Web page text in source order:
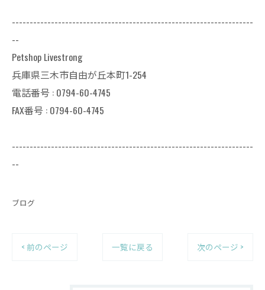
--------------------------------------------------------------------
--
Petshop Livestrong
兵庫県三木市自由が丘本町1-254
電話番号 : 0794-60-4745
FAX番号 : 0794-60-4745
--------------------------------------------------------------------
--
ブログ
< 前のページ 一覧に戻る 次のページ >